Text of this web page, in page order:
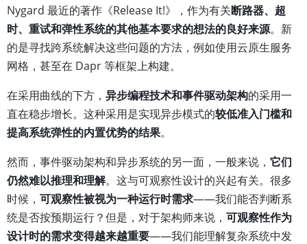
Nygard 最近的著作《Release It!》，作为有关断路器、超
时、重试和弹性系统的其他基本要求的想法的良好来源。新
的是寻找跨系统解决这些问题的方法，例如使用云原生服务
网格，甚至在 Dapr 等框架上构建。
在采用曲线的下方， 异步编程技术和事件驱动架构的采用一
直在稳步增长。这种采用是实现异步模式的较低准入门槛和
提高系统弹性的内置优势的结果。
然而，事件驱动架构和异步系统的另一面，一般来说， 它们
仍然难以推理和理解。这与可观察性设计的兴起有关。很多
时候， 可观察性被视为一种运行时需求——我们能否判断系
统是否按预期运行？但是，对于架构师来说， 可观察性作为
设计时的需求变得越来越重要——我们能理解复杂系统中发